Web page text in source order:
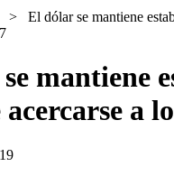
> El dólar se mantiene
mantiene
a